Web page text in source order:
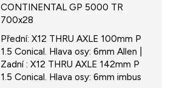
CONTINENTAL GP 5000 TR
700x28
Přední: X12 THRU AXLE 100mm P
1.5 Conical. Hlava osy: 6mm Allen |
Zadní : X12 THRU AXLE 142mm P
1.5 Conical. Hlava osy: 6mm imbus